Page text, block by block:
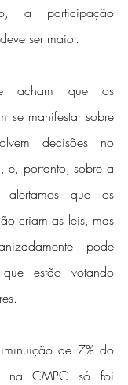
a participação
ser maior.
acham que os
se manifestar sobre
decisões no
e, portanto, sobre a
que os
criam as leis, mas
pode
que estão votando
de 7% do
na CMPC só foi